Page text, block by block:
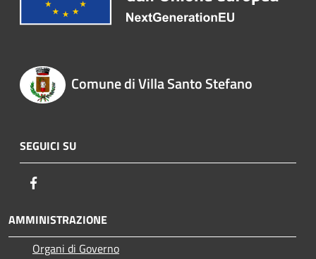
Comune di Villa Santo Stefano
SEGUICI SU
AMMINISTRAZIONE
Organi di Governo